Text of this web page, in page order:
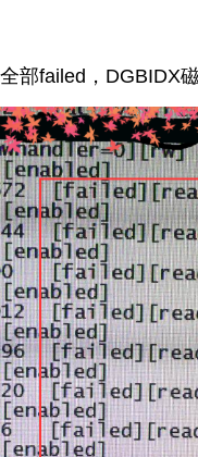
部failed，DGBIDX